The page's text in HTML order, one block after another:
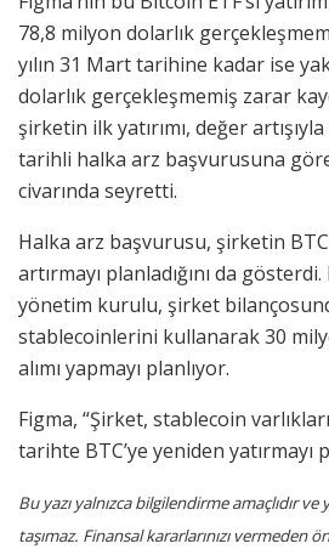
78,8 milyon dolarlık
yılın 31 Mart tarihine kadar ise
dolarlık gerçekleşmemiş zarar
şirketin ilk yatırımı, değer
tarihli halka arz başvurusuna
civarında seyretti.
Halka arz başvurusu, şirketin BTC
artırmayı planladığını da
yönetim kurulu, şirket
stablecoinlerini kullanarak 30
alımı yapmayı planlıyor.
Figma, “Şirket, stablecoin
tarihte BTC’ye yeniden yatırmayı
Bu yazı yalnızca bilgilendirme amaçlıdır ve
taşımaz. Finansal kararlarınızı vermeden